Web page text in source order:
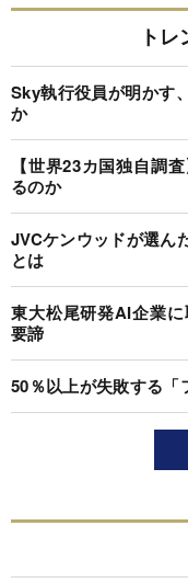
ト
Sky執行役員が明かす
か
【世界23カ国独自調
るのか
JVCケンウッドが選ん
とは
東大松尾研発AI企業
要諦
50％以上が失敗する「